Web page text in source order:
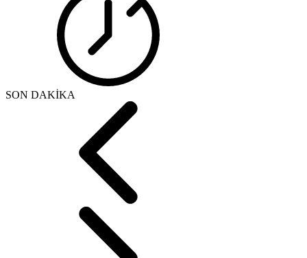
SON DAKİKA